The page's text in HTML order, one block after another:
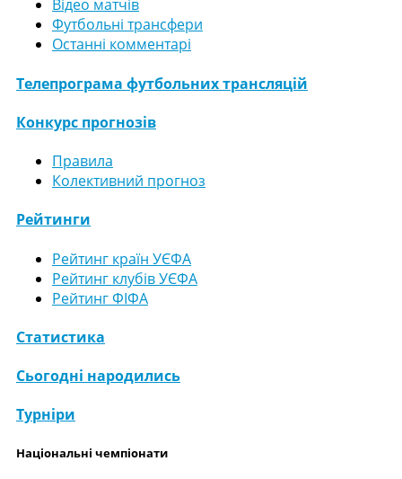
Відео матчів
Футбольні трансфери
Останні комментарі
Телепрограма футбольних трансляцій
Конкурс прогнозів
Правила
Колективний прогноз
Рейтинги
Рейтинг країн УЄФА
Рейтинг клубів УЄФА
Рейтинг ФІФА
Статистика
Сьогодні народились
Турніри
Національні чемпіонати